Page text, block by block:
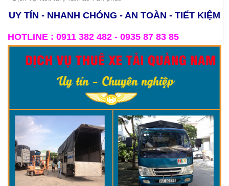
UY TÍN - NHANH CHÓNG - AN TOÀN - TIẾT KIỆM
HOTLINE : 0911 382 482 - 0935 87 83 85